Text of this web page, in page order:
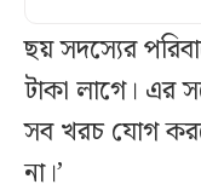
ছয় সদস্যের
টাকা লাগে। এর
সব খরচ যোগ
না।’